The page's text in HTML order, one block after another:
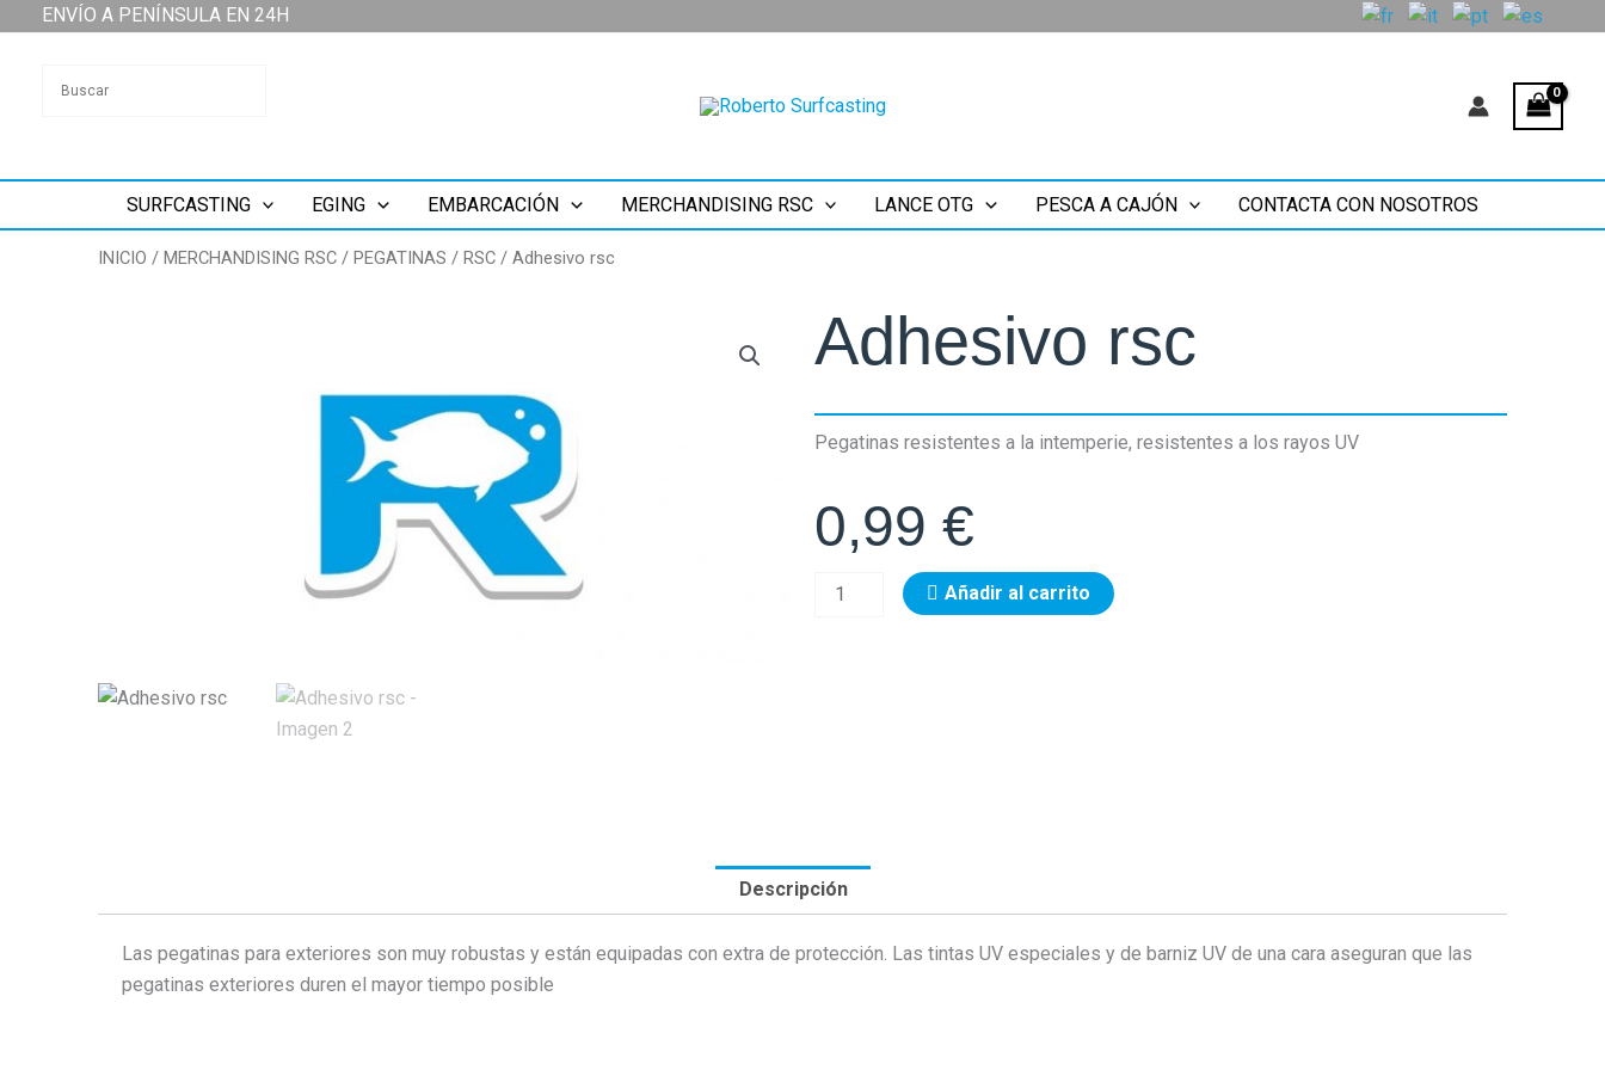
ENVÍO A PENÍNSULA EN 24H
SURFCASTING EGING EMBARCACIÓN MERCHANDISING RSC LANCE OTG PESCA A CAJÓN CONTACTA CON NOSOTROS
INICIO / MERCHANDISING RSC / PEGATINAS / RSC / Adhesivo rsc
Adhesivo rsc
Pegatinas resistentes a la intemperie, resistentes a los rayos UV
0,99 €
Adhesivo
Añadir al carrito
Descripción
Las pegatinas para exteriores son muy robustas y están equipadas con extra de protección. Las tintas UV especiales y de barniz UV de una cara aseguran que las
pegatinas exteriores duren el mayor tiempo posible